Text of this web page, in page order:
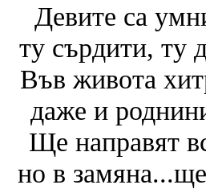
Девите са
ту сърдити, ту
Във живота
даже и
Ще направят
но в